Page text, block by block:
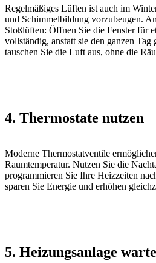
Regelmäßiges Lüften ist auch im
und Schimmelbildung vorzubeugen.
Stoßlüften: Öffnen Sie die Fenster für
vollständig, anstatt sie den ganzen Tag
tauschen Sie die Luft aus, ohne die
4. Thermostate nutzen
Moderne Thermostatventile
Raumtemperatur. Nutzen Sie die
programmieren Sie Ihre Heizzeiten
sparen Sie Energie und erhöhen
5. Heizungsanlage